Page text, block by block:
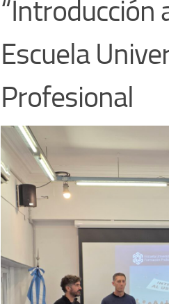
“Introducción
Escuela
Profesional